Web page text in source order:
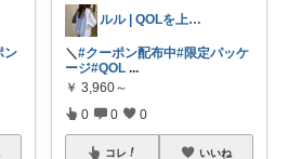
ン
ルル | QOLを上げる日用品
＼ #クーポン配布中#限定パッケ
ージ#QOL ...
￥ 3,960～
0 0 0
コレ いいね